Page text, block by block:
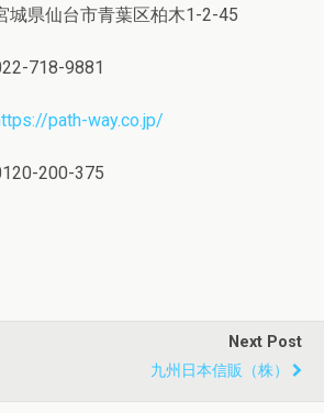
城県仙台市青葉区柏木1-2-45
718-9881
path-way.co.jp/
200-375
Next Post
九州日本信販（株）